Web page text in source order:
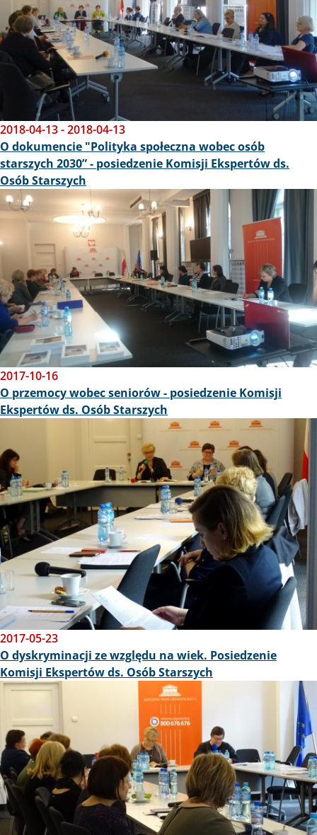
2018-04-13-2018-04-13
O dokumencie "Polityka społeczna wobec osób
starszych 2030” - posiedzenie Komisji Ekspertów ds.
Osób Starszych
Obraz
2017-10-16
O przemocy wobec seniorów - posiedzenie Komisji
Ekspertów ds. Osób Starszych
2017-05-23
O dyskryminacji ze względu na wiek. Posiedzenie
Komisji Ekspertów ds. Osób Starszych
Obraz